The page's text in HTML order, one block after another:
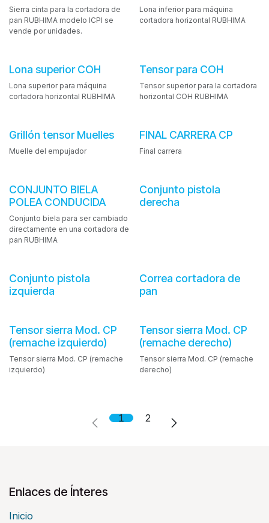
Sierra cinta para la cortadora de
pan RUBHIMA modelo ICPI se
vende por unidades.
Lona inferior para máquina
cortadora horizontal RUBHIMA
Lona superior COH
Lona superior para máquina
cortadora horizontal RUBHIMA
Tensor para COH
Tensor superior para la cortadora
horizontal COH RUBHIMA
Grillón tensor Muelles
Muelle del empujador
FINAL CARRERA CP
Final carrera
CONJUNTO BIELA
POLEA CONDUCIDA
Conjunto biela para ser cambiado
directamente en una cortadora de
pan RUBHIMA
Conjunto pistola
derecha
Conjunto pistola
izquierda
Correa cortadora de
pan
Tensor sierra Mod. CP
(remache izquierdo)
Tensor sierra Mod. CP (remache
izquierdo)
Tensor sierra Mod. CP
(remache derecho)
Tensor sierra Mod. CP (remache
derecho)
1 2
Enlaces de Ínteres
Inicio